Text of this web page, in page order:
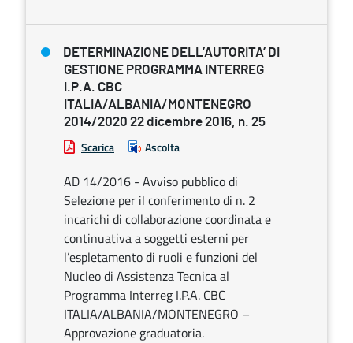
DETERMINAZIONE DELL’AUTORITA’ DI
GESTIONE PROGRAMMA INTERREG
I.P.A. CBC
ITALIA/ALBANIA/MONTENEGRO
2014/2020 22 dicembre 2016, n. 25
Scarica Ascolta
AD 14/2016 - Avviso pubblico di
Selezione per il conferimento di n. 2
incarichi di collaborazione coordinata e
continuativa a soggetti esterni per
l’espletamento di ruoli e funzioni del
Nucleo di Assistenza Tecnica al
Programma Interreg I.P.A. CBC
ITALIA/ALBANIA/MONTENEGRO –
Approvazione graduatoria.